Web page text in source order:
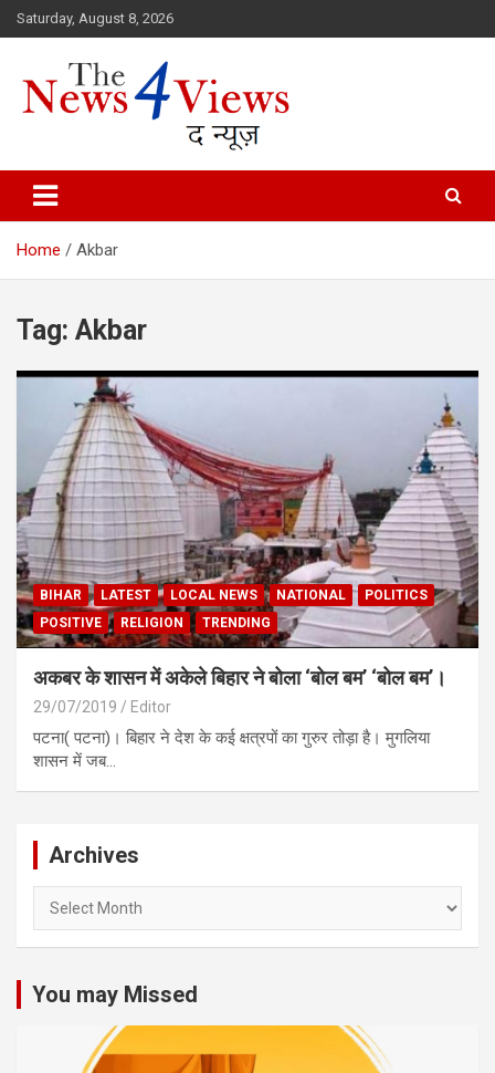
Skip
to
Saturday, August 8, 2026
TheNews4Views
Home Akbar
Tag: Akbar
BIHAR LATEST LOCAL NEWS NATIONAL
POLITICS
POSITIVE
RELIGION TRENDING
अकबर के शासन में अकेले बिहार ने बोला ‘बोल बम’ ‘बोल बम’।
29/07/2019 Editor
पटना( पटना)। बिहार ने देश के कई क्षत्रपों का गुरुर तोड़ा है। मुगलिया
शासन में जब…
Archives
You may Missed